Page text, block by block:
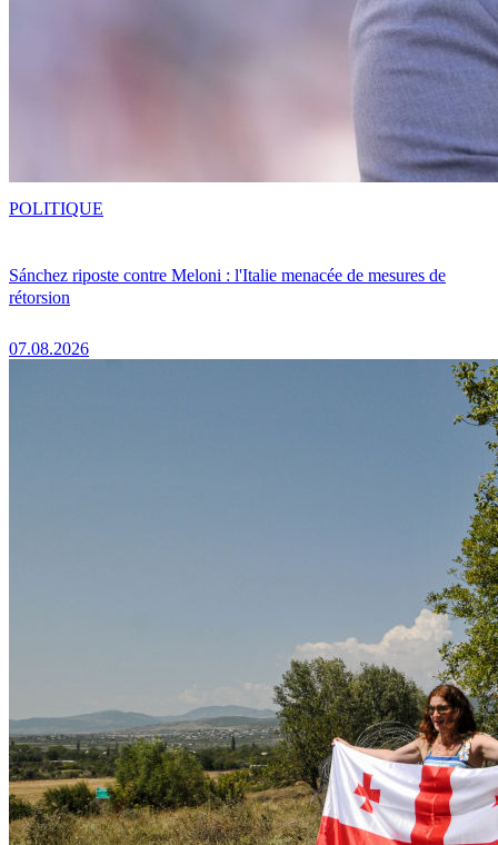
Sánchez riposte contre Meloni : l'Italie menacée de mesures de
rétorsion
07.08.2026
POLITIQUE